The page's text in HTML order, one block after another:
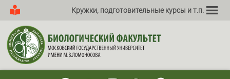
Кружки, подготовительные курсы и т.п.